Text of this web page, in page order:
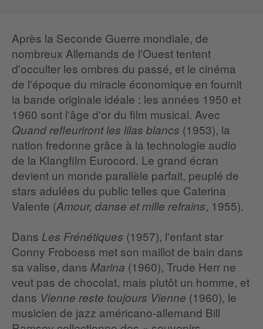
Après la Seconde Guerre mondiale, de
nombreux Allemands de l'Ouest tentent
d'occulter les ombres du passé, et le cinéma
de l'époque du miracle économique en fournit
la bande originale idéale : les années 1950 et
1960 sont l'âge d'or du film musical. Avec
Quand refleuriront les lilas blancs (1953), la
nation fredonne grâce à la technologie audio
de la Klangfilm Eurocord. Le grand écran
devient un monde parallèle parfait, peuplé de
stars adulées du public telles que Caterina
Valente (Amour, danse et mille refrains, 1955).
Dans Les Frénétiques (1957), l'enfant star
Conny Froboess met son maillot de bain dans
sa valise, dans Marina (1960), Trude Herr ne
veut pas de chocolat, mais plutôt un homme, et
dans Vienne reste toujours Vienne (1960), le
musicien de jazz américano-allemand Bill